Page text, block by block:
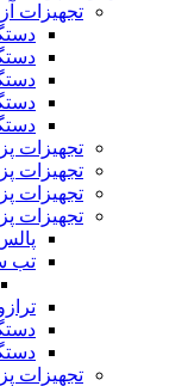
تجهیزات
تجهیزات
تجهیزات
تجهیزات
تجهیزات
تب
تجهیزات